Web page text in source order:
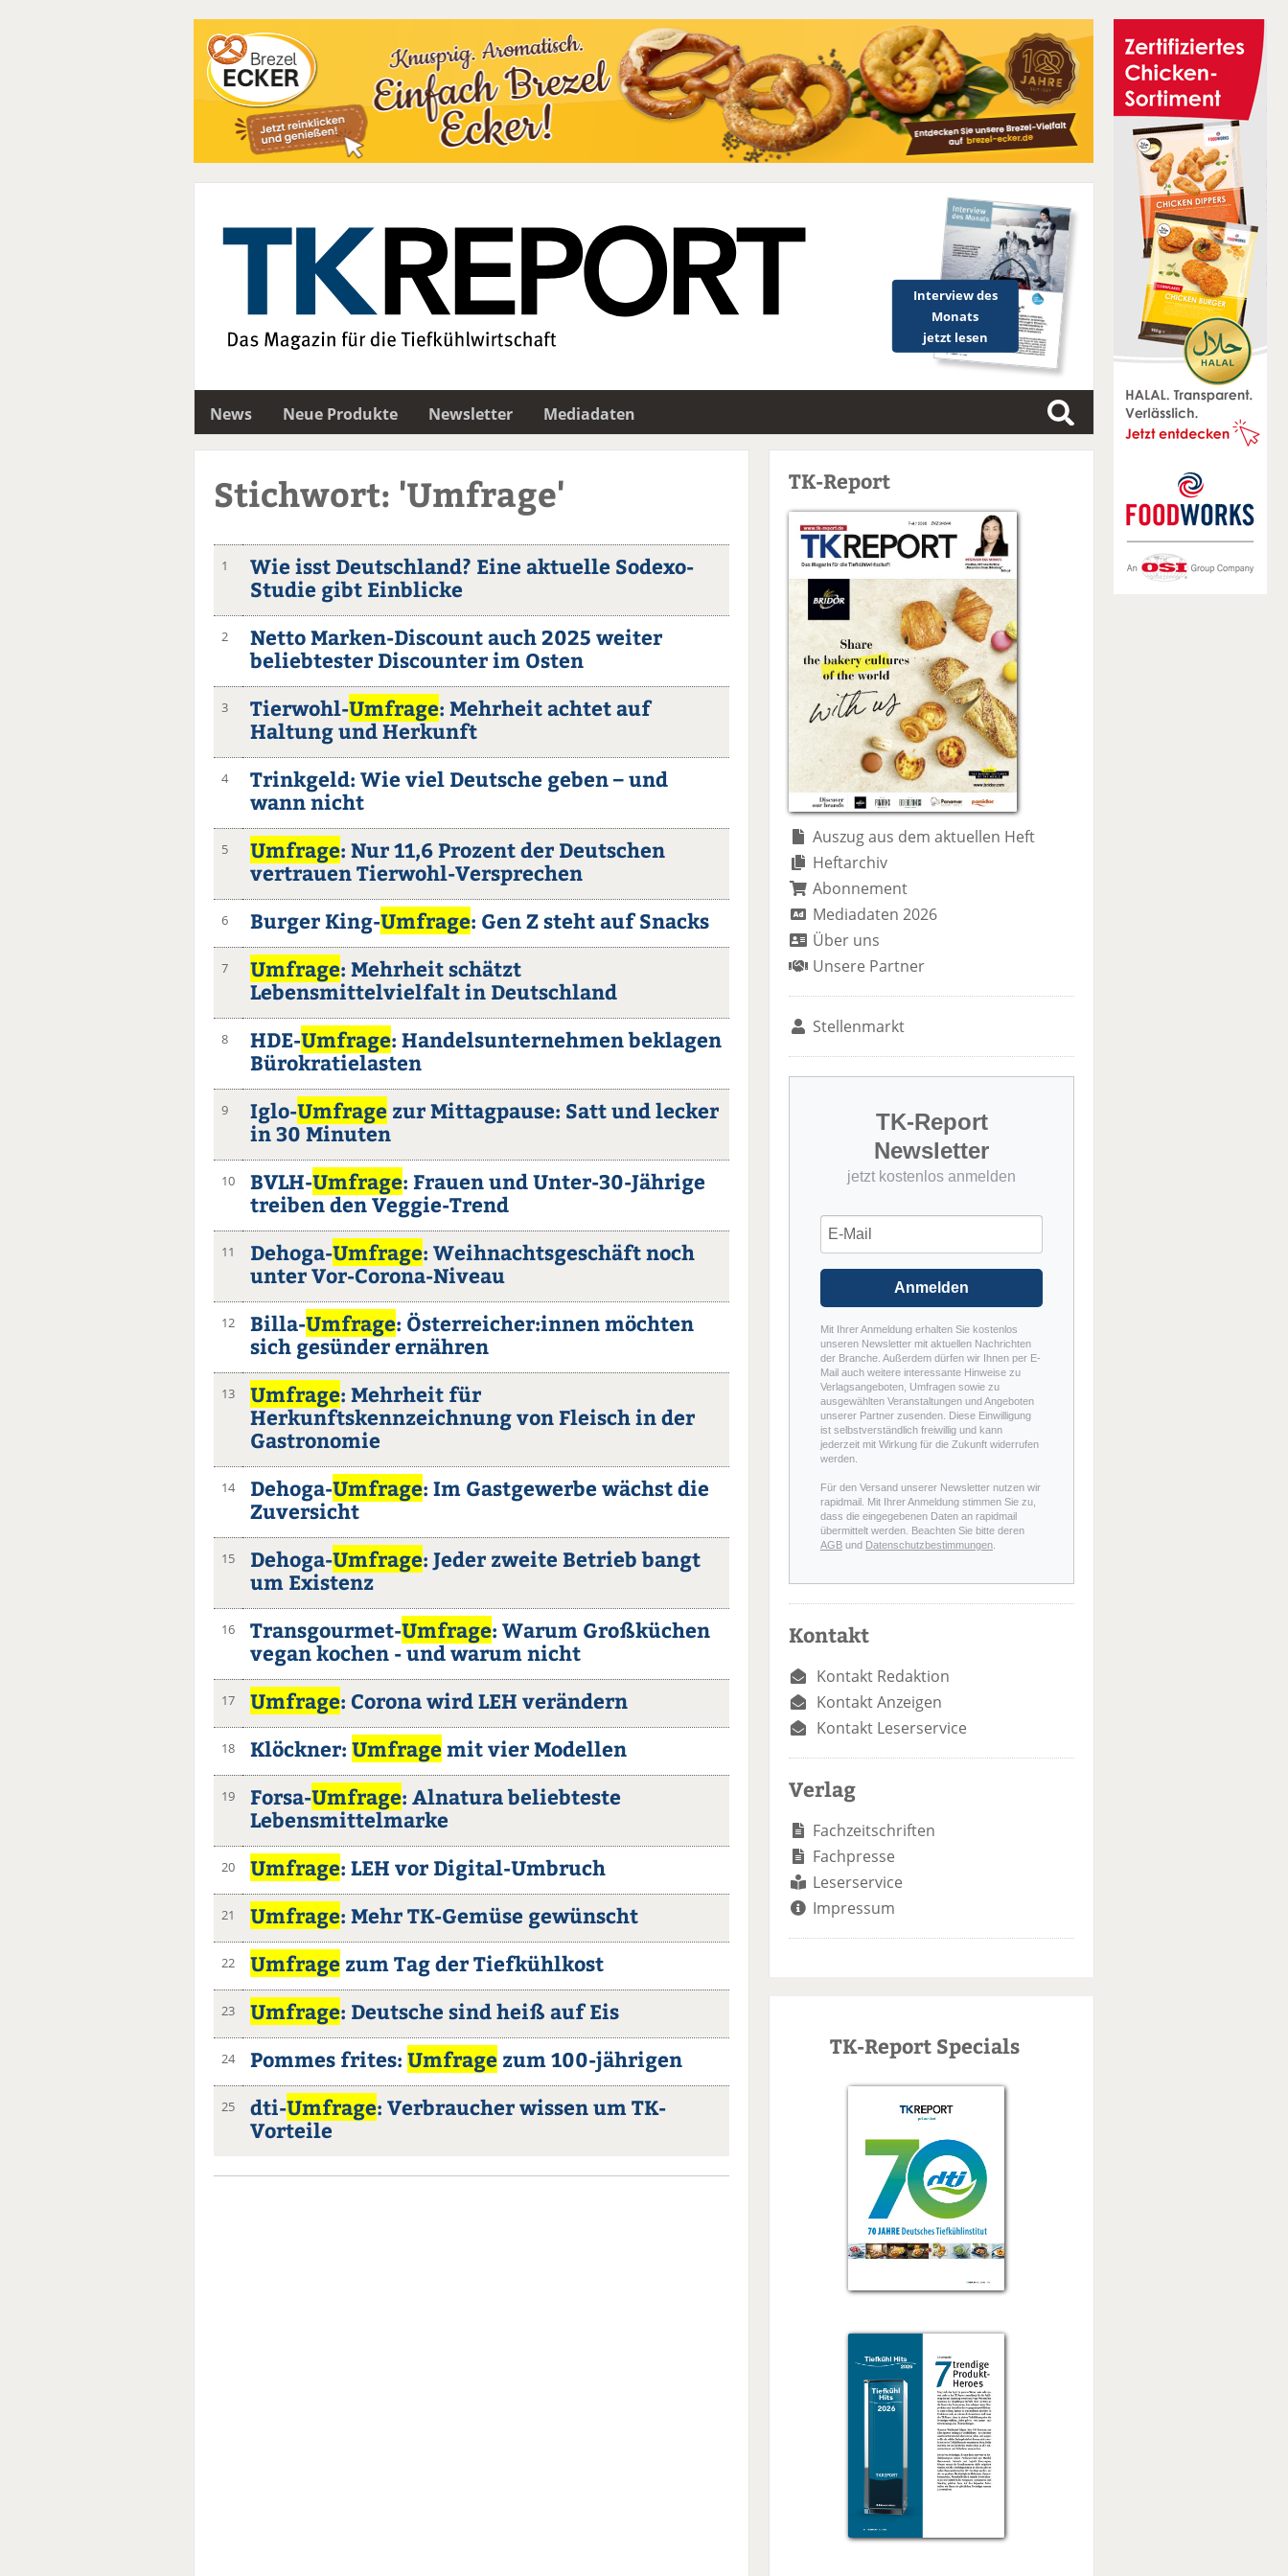
Interview des
Monats
jetzt lesen
News Neue Produkte Newsletter
Mediadaten
S
u
Stichwort: 'Umfrage'
1
Wie isst Deutschland? Eine aktuelle Sodexo-
Studie gibt Einblicke
2
Netto Marken-Discount auch 2025 weiter
beliebtester Discounter im Osten
3 Tierwohl-Umfrage: Mehrheit achtet auf
Haltung und Herkunft
4
Trinkgeld: Wie viel Deutsche geben – und
wann nicht
5 Umfrage: Nur 11,6 Prozent der Deutschen
vertrauen Tierwohl-Versprechen
6 Burger King-Umfrage: Gen Z steht auf Snacks
7 Umfrage: Mehrheit schätzt
Lebensmittelvielfalt in Deutschland
8 HDE-Umfrage: Handelsunternehmen beklagen
Bürokratielasten
9 Iglo-Umfrage zur Mittagpause: Satt und lecker
in 30 Minuten
10 BVLH-Umfrage: Frauen und Unter-30-Jährige
treiben den Veggie-Trend
11 Dehoga-Umfrage: Weihnachtsgeschäft noch
unter Vor-Corona-Niveau
12 Billa-Umfrage: Österreicher:innen möchten
sich gesünder ernähren
13 Umfrage: Mehrheit für
Herkunftskennzeichnung von Fleisch in der
Gastronomie
14 Dehoga-Umfrage: Im Gastgewerbe wächst die
Zuversicht
15 Dehoga-Umfrage: Jeder zweite Betrieb bangt
um Existenz
16 Transgourmet-Umfrage: Warum Großküchen
vegan kochen - und warum nicht
17 Umfrage: Corona wird LEH verändern
18 Klöckner: Umfragemit vier Modellen
19 Forsa-Umfrage: Alnatura beliebteste
Lebensmittelmarke
20 Umfrage: LEH vor Digital-Umbruch
21 Umfrage: Mehr TK-Gemüse gewünscht
22 Umfrage zum Tag der Tiefkühlkost
23 Umfrage: Deutsche sind heiß auf Eis
24 Pommes frites: Umfrage zum 100-jährigen
25 dti-Umfrage: Verbraucher wissen um TK-
Vorteile
TK-Report
Auszug aus dem aktuellen Heft
Heftarchiv
Abonnement
Mediadaten 2026
Über uns
Unsere Partner
Stellenmarkt
TK-Report
Newsletter
jetzt kostenlos anmelden
Anmelden
Mit Ihrer Anmeldung erhalten Sie kostenlos
unseren Newsletter mit aktuellen Nachrichten
der Branche. Außerdem dürfen wir Ihnen per E-
Mail auch weitere interessante Hinweise zu
Verlagsangeboten, Umfragen sowie zu
ausgewählten Veranstaltungen und Angeboten
unserer Partner zusenden. Diese Einwilligung
ist selbstverständlich freiwillig und kann
jederzeit mit Wirkung für die Zukunft widerrufen
werden.
Für den Versand unserer Newsletter nutzen wir
rapidmail. Mit Ihrer Anmeldung stimmen Sie zu,
dass die eingegebenen Daten an rapidmail
übermittelt werden. Beachten Sie bitte deren
AGB und Datenschutzbestimmungen
Kontakt
Kontakt Redaktion
Kontakt Anzeigen
Kontakt Leserservice
Verlag
Fachzeitschriften
Fachpresse
Leserservice
Impressum
TK-Report Specials